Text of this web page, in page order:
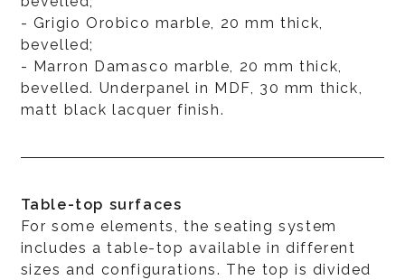
- Grigio Orobico marble, 20 mm thick,
bevelled;
- Marron Damasco marble, 20 mm thick,
bevelled. Underpanel in MDF, 30 mm thick,
matt black lacquer finish.
Table-top surfaces
For some elements, the seating system
includes a table-top available in different
sizes and configurations. The top is divided